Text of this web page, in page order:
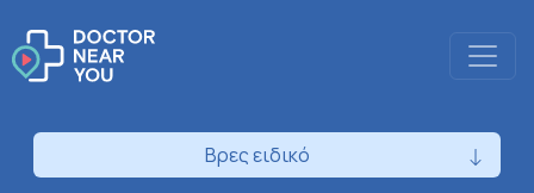
Βρες ειδικό